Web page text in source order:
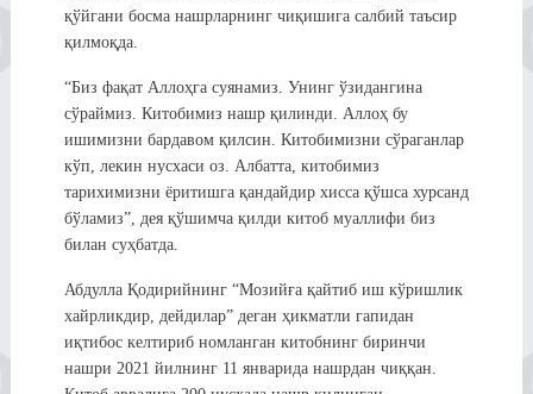
қўйгани босма нашрларнинг чиқишига салбий таъсир
қилмоқда.
“Биз фақат Аллоҳга суянамиз. Унинг ўзидангина
сўраймиз. Китобимиз нашр қилинди. Аллоҳ бу
ишимизни бардавом қилсин. Китобимизни сўраганлар
кўп, лекин нусхаси оз. Албатта, китобимиз
тарихимизни ёритишга қандайдир хисса қўшса хурсанд
бўламиз”, дея қўшимча қилди китоб муаллифи биз
билан суҳбатда.
Абдулла Қодирийнинг “Мозийға қайтиб иш кўришлик
хайрликдир, дейдилар” деган ҳикматли гапидан
иқтибос келтириб номланган китобнинг биринчи
нашри 2021 йилнинг 11 январида нашрдан чиққан.